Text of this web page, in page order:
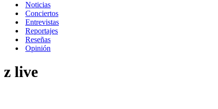
Noticias
Conciertos
Entrevistas
Reportajes
Reseñas
Opinión
z live